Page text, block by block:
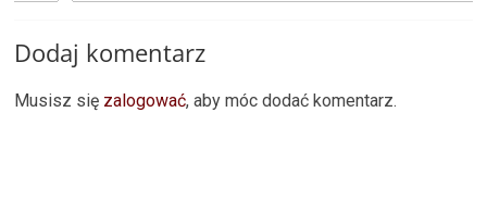
Dodaj komentarz
Musisz się zalogować, aby móc dodać komentarz.